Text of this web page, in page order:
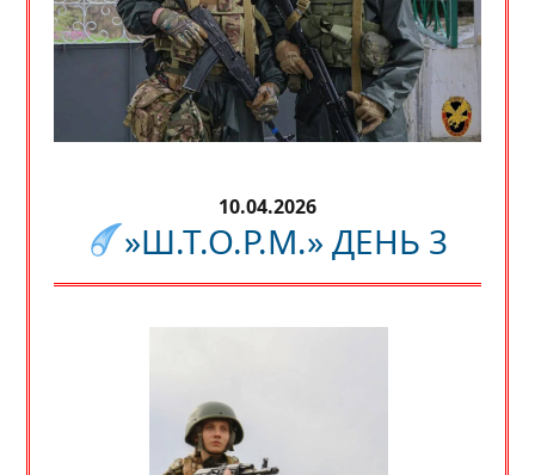
10.04.2026
»Ш.Т.О.Р.М.» ДЕНЬ 3